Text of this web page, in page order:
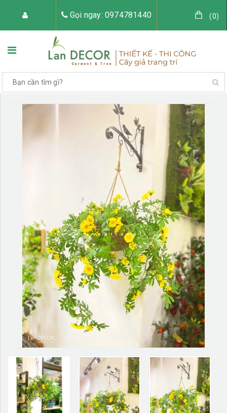
Gọi ngay: 0974781440 (0)
TRANG CHỦ VỀ LAN DECOR
TIỂU CẢNH CÂY GIẢ
TƯỜNG CÂY GIẢ KHĂN TRẢI BÀN
TƯ VẤN LIÊN HỆ